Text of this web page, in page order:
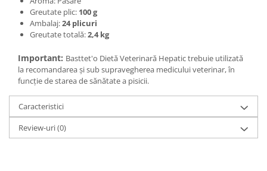
Greutate plic: 100 g
Ambalaj:24 plicuri
Greutate totală:2,4 kg
Important: Basttet'o Dietă Veterinară Hepatic trebuie utilizată
la recomandarea și sub supravegherea medicului veterinar, în
funcție de starea de sănătate a pisicii.
Caracteristici
Review-uri(0)